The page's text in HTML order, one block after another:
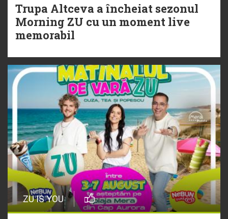
20 Iulie
Torpedoul lui Morar: Theo Rose -
Trupa Altceva a încheiat sezonul
Morning ZU cu un moment live
memorabil
ZU IS YOU